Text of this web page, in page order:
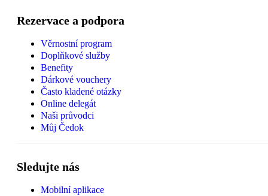
Rezervace a podpora
Věrnostní program
Doplňkové služby
Benefity
Dárkové vouchery
Často kladené otázky
Online delegát
Naši průvodci
Můj Čedok
Sledujte nás
Mobilní aplikace